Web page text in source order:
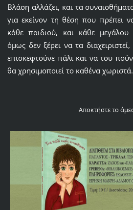
Βλάση αλλάζει, και τα
για εκείνον τη θέση που πρέπει
κάθε παιδιού, και κάθε
όμως δεν ξέρει να τα
επισκεφτούνε πάλι και να του
θα χρησιμοποιεί το καθένα χωριστά.
Αποκτήστε το